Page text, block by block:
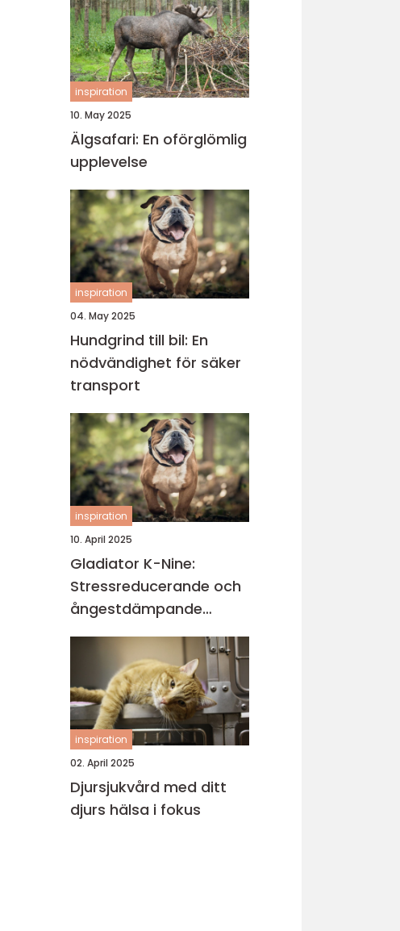
inspiration
10. May 2025
Älgsafari: En oförglömlig
upplevelse
inspiration
04. May 2025
Hundgrind till bil: En
nödvändighet för säker
transport
inspiration
10. April 2025
Gladiator K-Nine:
Stressreducerande och
ångestdämpande
hundhalsband
inspiration
02. April 2025
Djursjukvård med ditt
djurs hälsa i fokus